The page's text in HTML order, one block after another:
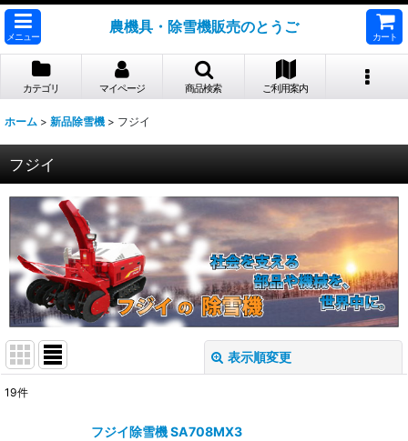
メニュー
農機具・除雪機販売のとうご
カート
カテゴリ マイページ 商品検索 ご利用案内
ホーム > 新品除雪機 > フジイ
フジイ
表示順変更
19件
フジイ除雪機 SA708MX3